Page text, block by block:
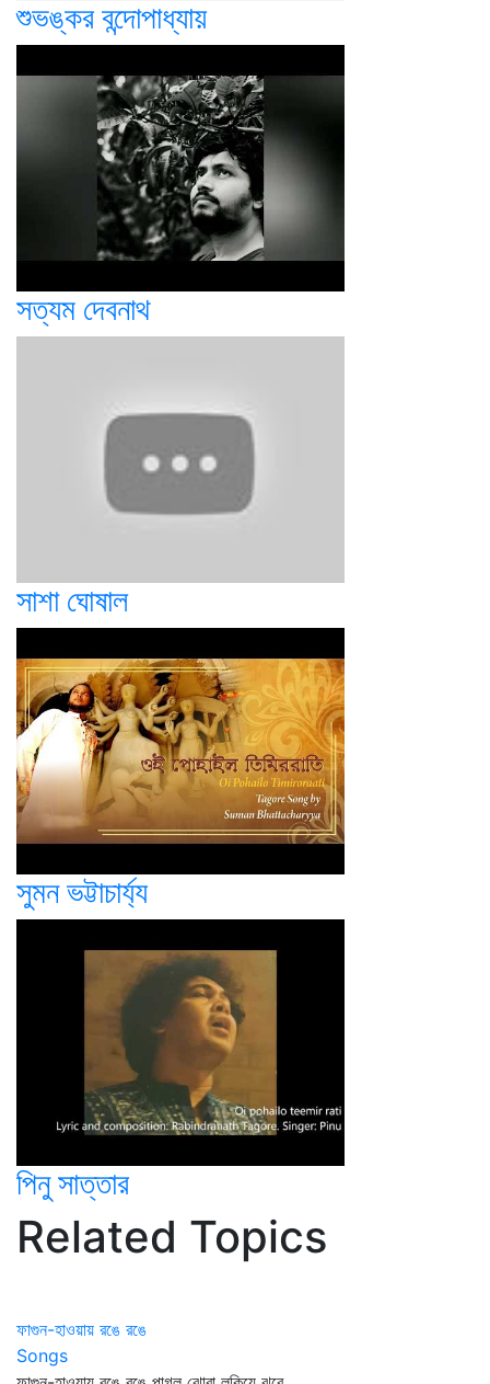
শুভঙ্কর বন্দোপাধ্যায়
সত্যম দেবনাথ
সাশা ঘোষাল
সুমন ভট্টাচার্য্য
পিনু সাত্তার
Related Topics
ফাগুন-হাওয়ায় রঙে রঙে
Songs